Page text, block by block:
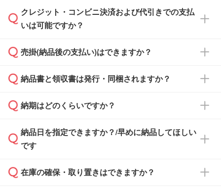
通常、翌営業日までにお送りしております。混
雑状況によっては、お時間をいただくこともご
依頼いただいた場合は、翌営業日以降のご連絡
クレジット・コンビニ決済および代引きでの支払
いは可能ですか？
銀行振込のみのご対応となります。
売掛(納品後の支払い)はできますか？
基本的には先入金をお願いしておりますが、自
どの場合は、月末締め翌月末払いに対応可能で
また、卒業・卒園記念品で対策委員会や個人様
校や幼稚園・保育園であれば、同様の条件でご
納品書と領収書は発行・同梱されますか？
納品書・領収書は ご依頼をいただいた場合の
ず、通常はPDFデータをメール添付でお送りし
ます。
たは注文フォームの『ご注文に関する備考欄』
納期はどのくらいですか？
・印刷する場合(500個程度)
ご入金、イメージ画像の校了から約2週間～2
納品日を指定できますか？/早めに納品してほしい
です
ご希望の納期がある場合は、お問い合わせ・お
在庫の確保・取り置きはできますか？